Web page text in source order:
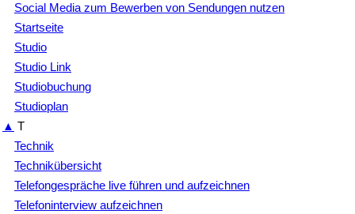
Social Media zum Bewerben von Sendungen nutzen
Startseite
Studio
Studio Link
Studiobuchung
Studioplan
▲ T
Technik
Technikübersicht
Telefongespräche live führen und aufzeichnen
Telefoninterview aufzeichnen